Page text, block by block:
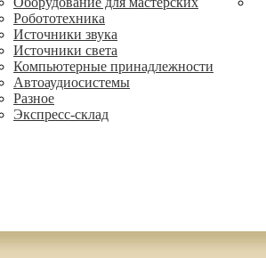
Робототехника
Источники звука
Источники света
Компьютерные принадлежности
Автоаудиосистемы
Разное
Экспресс-склад